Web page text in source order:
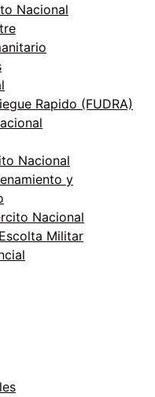
Nacional
Rapido (FUDRA)
Nacional
y
Nacional
Militar